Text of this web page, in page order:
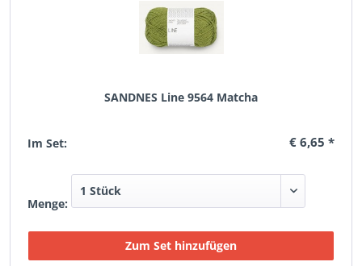
SANDNES Line 9564 Matcha
Im Set: € 6,65 *
Menge: